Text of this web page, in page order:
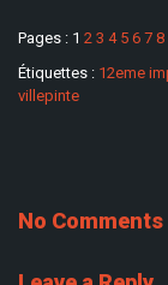
Pages : 1 2 3 4 5 6 7 8
Étiquettes : 12eme
villepinte
No Comments